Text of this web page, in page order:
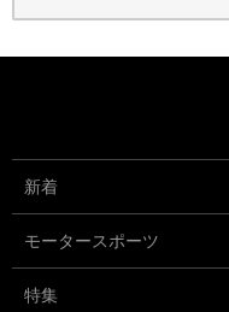
新着
モータースポーツ
特集